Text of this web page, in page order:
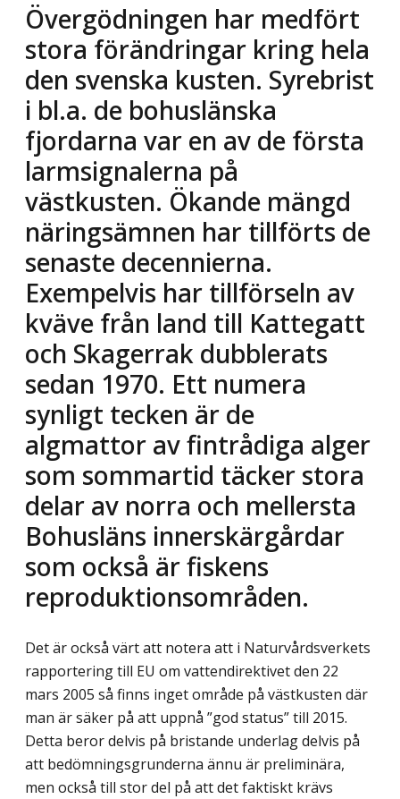
Övergödningen har medfört
stora förändringar kring hela
den svenska kusten. Syrebrist
i bl.a. de bohuslänska
fjordarna var en av de första
larmsignalerna på
västkusten. Ökande mängd
näringsämnen har tillförts de
senaste decennierna.
Exempelvis har tillförseln av
kväve från land till Kattegatt
och Skagerrak dubblerats
sedan 1970. Ett numera
synligt tecken är de
algmattor av fintrådiga alger
som sommartid täcker stora
delar av norra och mellersta
Bohusläns innerskärgårdar
som också är fiskens
reproduktionsområden.
Det är också värt att notera att i Naturvårdsverkets
rapportering till EU om vattendirektivet den 22
mars 2005 så finns inget område på västkusten där
man är säker på att uppnå ”god status” till 2015.
Detta beror delvis på bristande underlag delvis på
att bedömningsgrunderna ännu är preliminära,
men också till stor del på att det faktiskt krävs